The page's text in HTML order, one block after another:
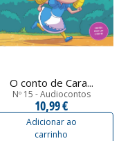
O conto de Cara...
Nº 15 - Audiocontos
10,99 €
Adicionar ao
carrinho